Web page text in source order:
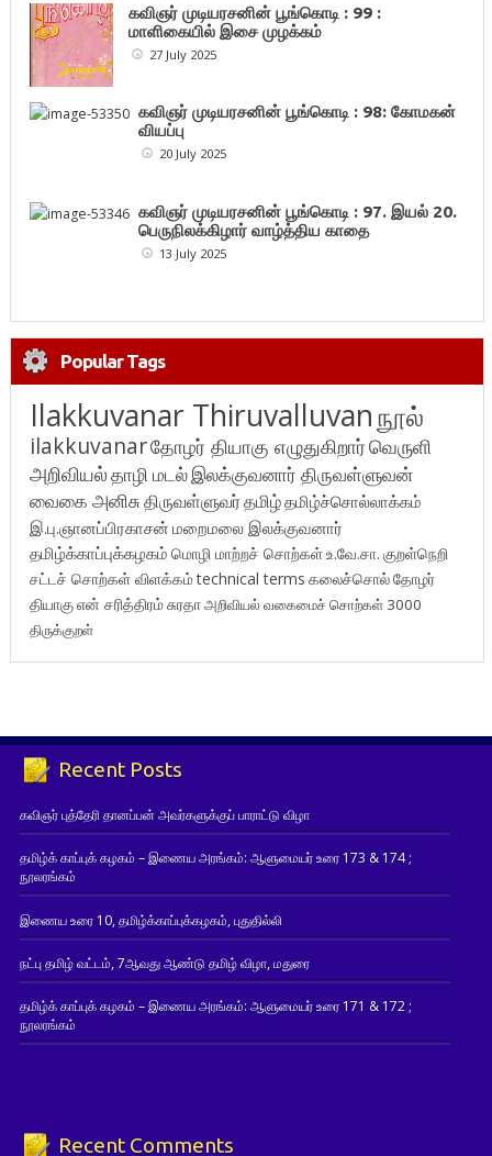
கவிஞர் முடியரசனின் பூங்கொடி : 99 :
மாளிகையில் இசை முழக்கம்
27 July 2025
கவிஞர் முடியரசனின் பூங்கொடி : 98: கோமகன்
வியப்பு
20 July 2025
கவிஞர் முடியரசனின் பூங்கொடி : 97. இயல் 20.
பெருநிலக்கிழார் வாழ்த்திய காதை
13 July 2025
Popular Tags
Ilakkuvanar Thiruvalluvanநூல்
ilakkuvanarதோழர் தியாகு எழுதுகிறார்வெருளி
அறிவியல்தாழி மடல்இலக்குவனார் திருவள்ளுவன்
வைகை அனிசுதிருவள்ளுவர்தமிழ்தமிழ்ச்சொல்லாக்கம்
இ.பு.ஞானப்பிரகாசன் மறைமலை இலக்குவனார்
தமிழ்க்காப்புக்கழகம் மொழி மாற்றச் சொற்கள்உ.வே.சா. குறள்நெறி
சட்டச் சொற்கள் விளக்கம்technical terms கலைச்சொல்தோழர்
தியாகுஎன் சரித்திரம்சுரதாஅறிவியல் வகைமைச் சொற்கள் 3000
திருக்குறள்
Recent Posts
கவிஞர் புத்தேரி தானப்பன் அவர்களுக்குப் பாராட்டு விழா
தமிழ்க் காப்புக் கழகம் – இணைய அரங்கம்: ஆளுமையர் உரை 173 & 174 ;
நூலரங்கம்
இணைய உரை 10, தமிழ்க்காப்புக்கழகம், புதுதில்லி
நட்பு தமிழ் வட்டம், 7ஆவது ஆண்டு தமிழ் விழா, மதுரை
தமிழ்க் காப்புக் கழகம் – இணைய அரங்கம்: ஆளுமையர் உரை 171 & 172 ;
நூலரங்கம்
Recent Comments